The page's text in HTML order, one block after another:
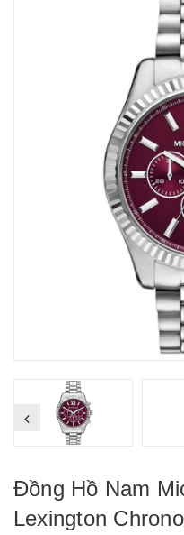
Đồng Hồ Nam
Lexington